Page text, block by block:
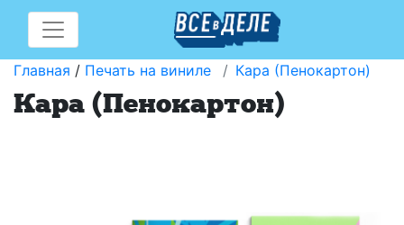
Главная / Печать на виниле Кара (Пенокартон)
Кара (Пенокартон)